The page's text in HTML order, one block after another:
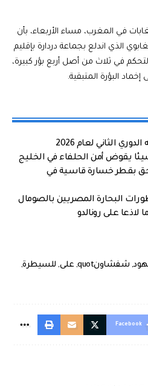
في المغرب، مساء الأربعاء، بأن
الذي اندلع بجماعة دردارة بإقليم
في ثلاث من أصل أربع بؤر كبيرة،
البؤرة المتبقية.
الثاني لعام 2026
يقوض أمن الحلفاء في الخليج
بقطر خسارة قاسية في
البحارة المصريين بالصومال
لاذعا على رونالدو
, شفشاونquot , على, للسيطرة,
Facebook